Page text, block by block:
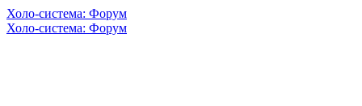
Холо-система: Форум
Холо-система: Форум